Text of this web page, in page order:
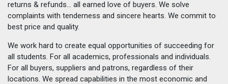
returns & refunds... all earned love of buyers. We solve
complaints with tenderness and sincere hearts. We commit to
best price and quality.
We work hard to create equal opportunities of succeeding for
all students. For all academics, professionals and individuals.
For all buyers, suppliers and patrons, regardless of their
locations. We spread capabilities in the most economic and